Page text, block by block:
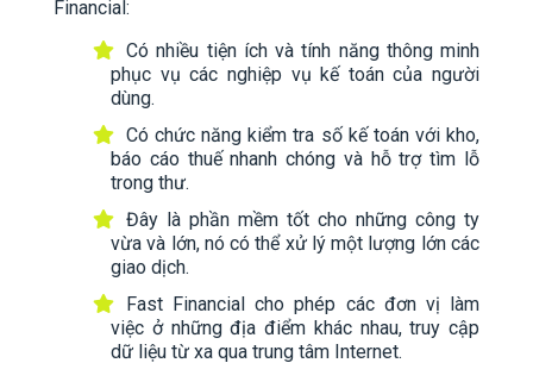
Financial:
Có nhiều tiện ích và tính năng thông minh
phục vụ các nghiệp vụ kế toán của người
dùng.
Có chức năng kiểm tra số kế toán với kho,
báo cáo thuế nhanh chóng và hỗ trợ tìm lỗ
trong thư.
Đây là phần mềm tốt cho những công ty
vừa và lớn, nó có thể xử lý một lượng lớn các
giao dịch.
Fast Financial cho phép các đơn vị làm
việc ở những địa điểm khác nhau, truy cập
dữ liệu từ xa qua trung tâm Internet.